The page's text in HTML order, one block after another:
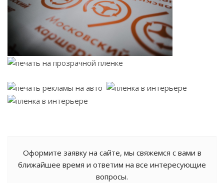
Оформите заявку на сайте, мы свяжемся с вами в
ближайшее время и ответим на все интересующие
вопросы.